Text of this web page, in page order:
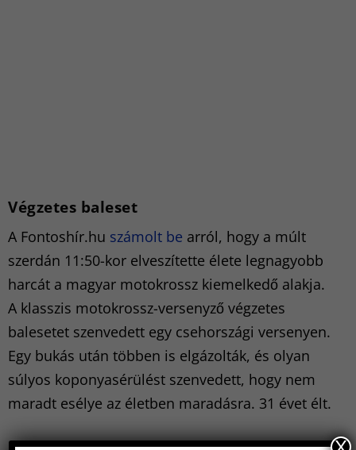
Végzetes baleset
A Fontoshír.hu számolt be arról, hogy a múlt
szerdán 11:50-kor elveszítette élete legnagyobb
harcát a magyar motokrossz kiemelkedő alakja.
A klasszis motokrossz-versenyző végzetes
balesetet szenvedett egy csehországi versenyen.
Egy bukás után többen is elgázolták, és olyan
súlyos koponyasérülést szenvedett, hogy nem
maradt esélye az életben maradásra. 31 évet élt.